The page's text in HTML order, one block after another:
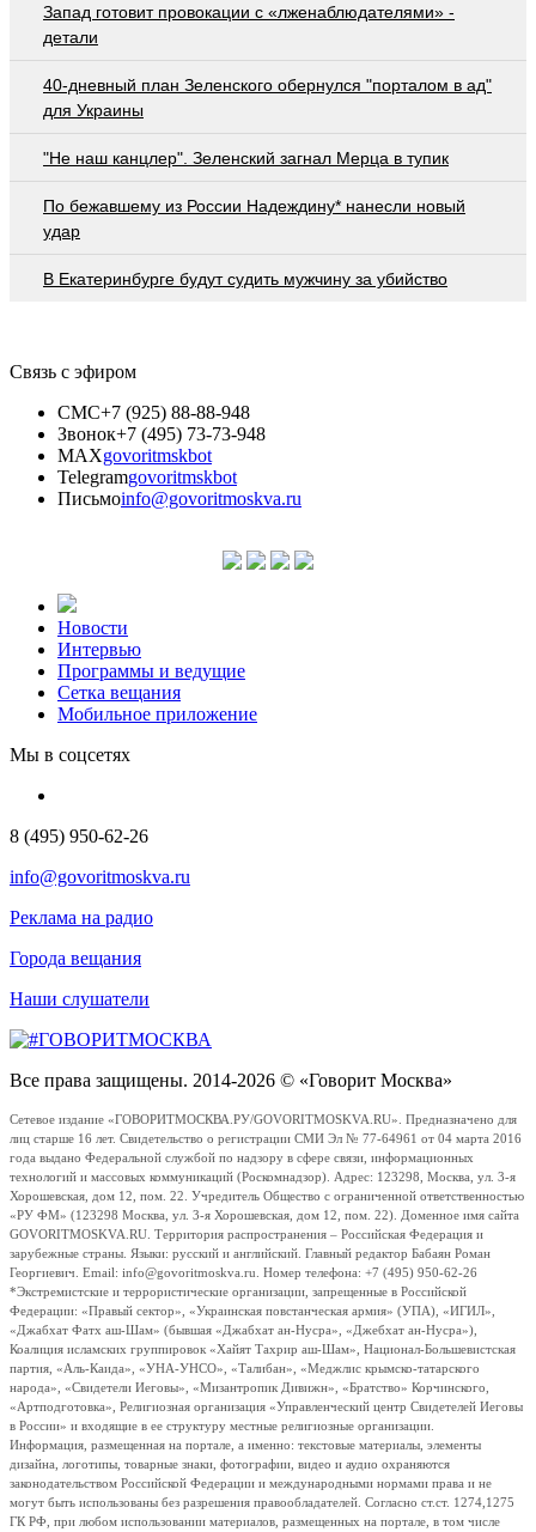
Запад готовит провокации с «лженаблюдателями» -
детали
40-дневный план Зеленского обернулся "порталом в ад"
для Украины
"Не наш канцлер". Зеленский загнал Мерца в тупик
По бежавшему из России Надеждину* нанесли новый
удар
В Екатеринбурге будут судить мужчину за убийство
Связь с эфиром
СМС+7 (925) 88-88-948
Звонок+7 (495) 73-73-948
MAXgovoritmskbot
Telegramgovoritmskbot
Письмоinfo@govoritmoskva.ru
Новости
Интервью
Программы и ведущие
Сетка вещания
Мобильное приложение
Мы в соцсетях
8 (495) 950-62-26
info@govoritmoskva.ru
Реклама на радио
Города вещания
Наши слушатели
Все права защищены. 2014-2026 © «Говорит Москва»
Сетевое издание «ГОВОРИТМОСКВА.РУ/GOVORITMOSKVA.RU». Предназначено для
лиц старше 16 лет. Свидетельство о регистрации СМИ Эл № 77-64961 от 04 марта 2016
года выдано Федеральной службой по надзору в сфере связи, информационных
технологий и массовых коммуникаций (Роскомнадзор). Адрес: 123298, Москва, ул. 3-я
Хорошевская, дом 12, пом. 22. Учредитель Общество с ограниченной ответственностью
«РУ ФМ» (123298 Москва, ул. 3-я Хорошевская, дом 12, пом. 22). Доменное имя сайта
GOVORITMOSKVA.RU. Территория распространения – Российская Федерация и
зарубежные страны. Языки: русский и английский. Главный редактор Бабаян Роман
Георгиевич. Email: info@govoritmoskva.ru. Номер телефона: +7 (495) 950-62-26
*Экстремистские и террористические организации, запрещенные в Российской
Федерации: «Правый сектор», «Украинская повстанческая армия» (УПА), «ИГИЛ»,
«Джабхат Фатх аш-Шам» (бывшая «Джабхат ан-Нусра», «Джебхат ан-Нусра»),
Коалиция исламских группировок «Хайят Тахрир аш-Шам», Национал-Большевистская
партия, «Аль-Каида», «УНА-УНСО», «Талибан», «Меджлис крымско-татарского
народа», «Свидетели Иеговы», «Мизантропик Дивижн», «Братство» Корчинского,
«Артподготовка», Религиозная организация «Управленческий центр Свидетелей Иеговы
в России» и входящие в ее структуру местные религиозные организации.
Информация, размещенная на портале, а именно: текстовые материалы, элементы
дизайна, логотипы, товарные знаки, фотографии, видео и аудио охраняются
законодательством Российской Федерации и международными нормами права и не
могут быть использованы без разрешения правообладателей. Согласно ст.ст. 1274,1275
ГК РФ, при любом использовании материалов, размещенных на портале, в том числе